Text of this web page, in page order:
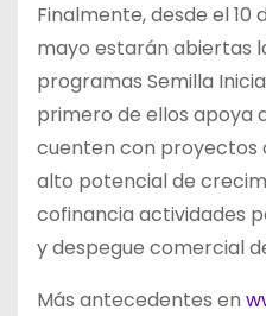
Finalmente, desde el 10
mayo estarán abiertas
programas Semilla
primero de ellos apoya
cuenten con proyectos
alto potencial de
cofinancia actividades
y despegue comercial
Más antecedentes en